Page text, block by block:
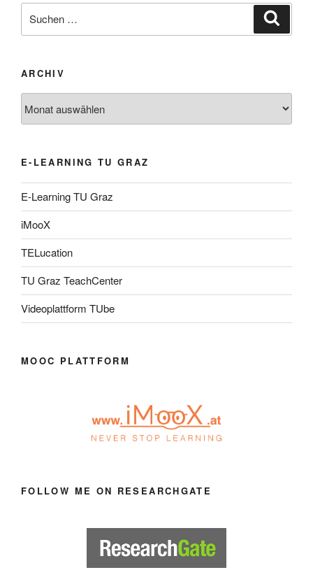
nach:
ARCHIV
E-LEARNING TU GRAZ
E-Learning TU Graz
iMooX
TELucation
TU Graz TeachCenter
Videoplattform TUbe
MOOC PLATTFORM
FOLLOW ME ON RESEARCHGATE